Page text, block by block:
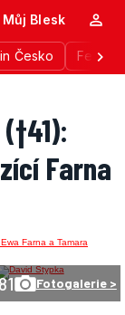
Česko
Můj Blesk
Farna
Fotogalerie >